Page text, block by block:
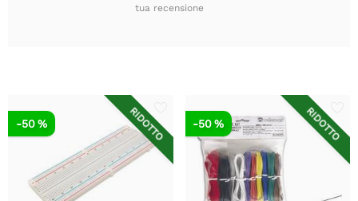
tua recensione
RIDOTTO
-50 % RIDOTTO
-50 %